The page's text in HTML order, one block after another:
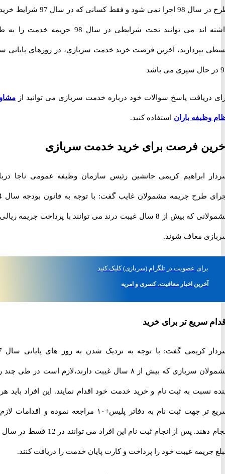
طرح در سال 98 اجرا نمی شود و فقط کسانی که در سال 97 شرایط خرید را
داشته اند می توانند تحت شرایطی در سال 98 جریمه خدمت را به طور
آخرین فرصت خرید خدمت سربازی، در روزهای پایانی سال
پاسخ سوالات خود درباره خدمت سربازی می توانید ازمشاوره
باراناستفاده کنید.
فرصت برای خرید خدمت سربازی
ابراهیم کریمی جانشین رئیس سازمان وظیفه عمومی ناجا درباره
اجرای طرح جریمه مشمولان غایب گفت: با توجه به قانون بودجه سال 94،
مشمولانی که بیش از 8 سال غیبت درند می توانند با پرداخت جریمه ریالی از
معاف شوند.
عضویت در تلگرام(سربازی) کلیک کنید
آخرین اخبار معافیت، کسری و امریه
سریع تر برای خرید
سردار کریمی گفت: با توجه به نزدیک شدن به روز های پایانی سال 97،
مشمولان سربازی که بیش از ۸ سال غیبت دارند،لازم است در طی چند روز
نسبت به ثبت نام و خرید خدمت خود اقدام نمایند. این افراد باید هرچه
سریع تر جهت ثبت نام به دفاتر پلیس+۱۰ مراجعه نموده و اقدامات لازم را
انجام دهند. پس از انجام ثبت نام این افراد می توانند در 12 قسط در سال 98
غیبت خود را پرداخت و کارت پایان خدمت را دریافت کنند.